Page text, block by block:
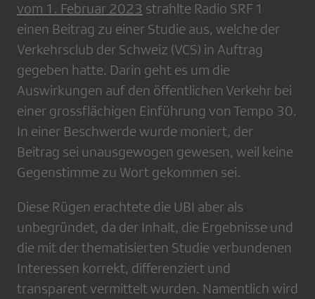
vom 1. Februar 2023 strahlte Radio SRF 1
einen Beitrag zu einer Studie aus, welche der
Verkehrsclub der Schweiz (VCS) in Auftrag
gegeben hatte. Darin geht es um die
Auswirkungen auf den öffentlichen Verkehr bei
einer grossflächigen Einführung von Tempo 30.
In einer Beschwerde wurde moniert, der
Beitrag sei unausgewogen gewesen, weil keine
Gegenstimme zu Wort gekommen sei.
Diese Rügen erachtete die UBI aber als
unbegründet, da der Inhalt, die Ergebnisse und
die mit der thematisierten Studie verbundenen
Interessen korrekt, differenziert und
transparent vermittelt wurden. Namentlich wird